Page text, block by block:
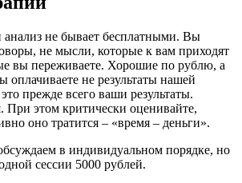
анализ не бывает бесплатными. Вы
не мысли, которые к вам приходят
вы переживаете. Хорошие по рублю, а
оплачиваете не результаты нашей
прежде всего ваши результаты.
При этом критически оценивайте,
оно тратится – «время – деньги».
в индивидуальном порядке, но
сессии 5000 рублей.